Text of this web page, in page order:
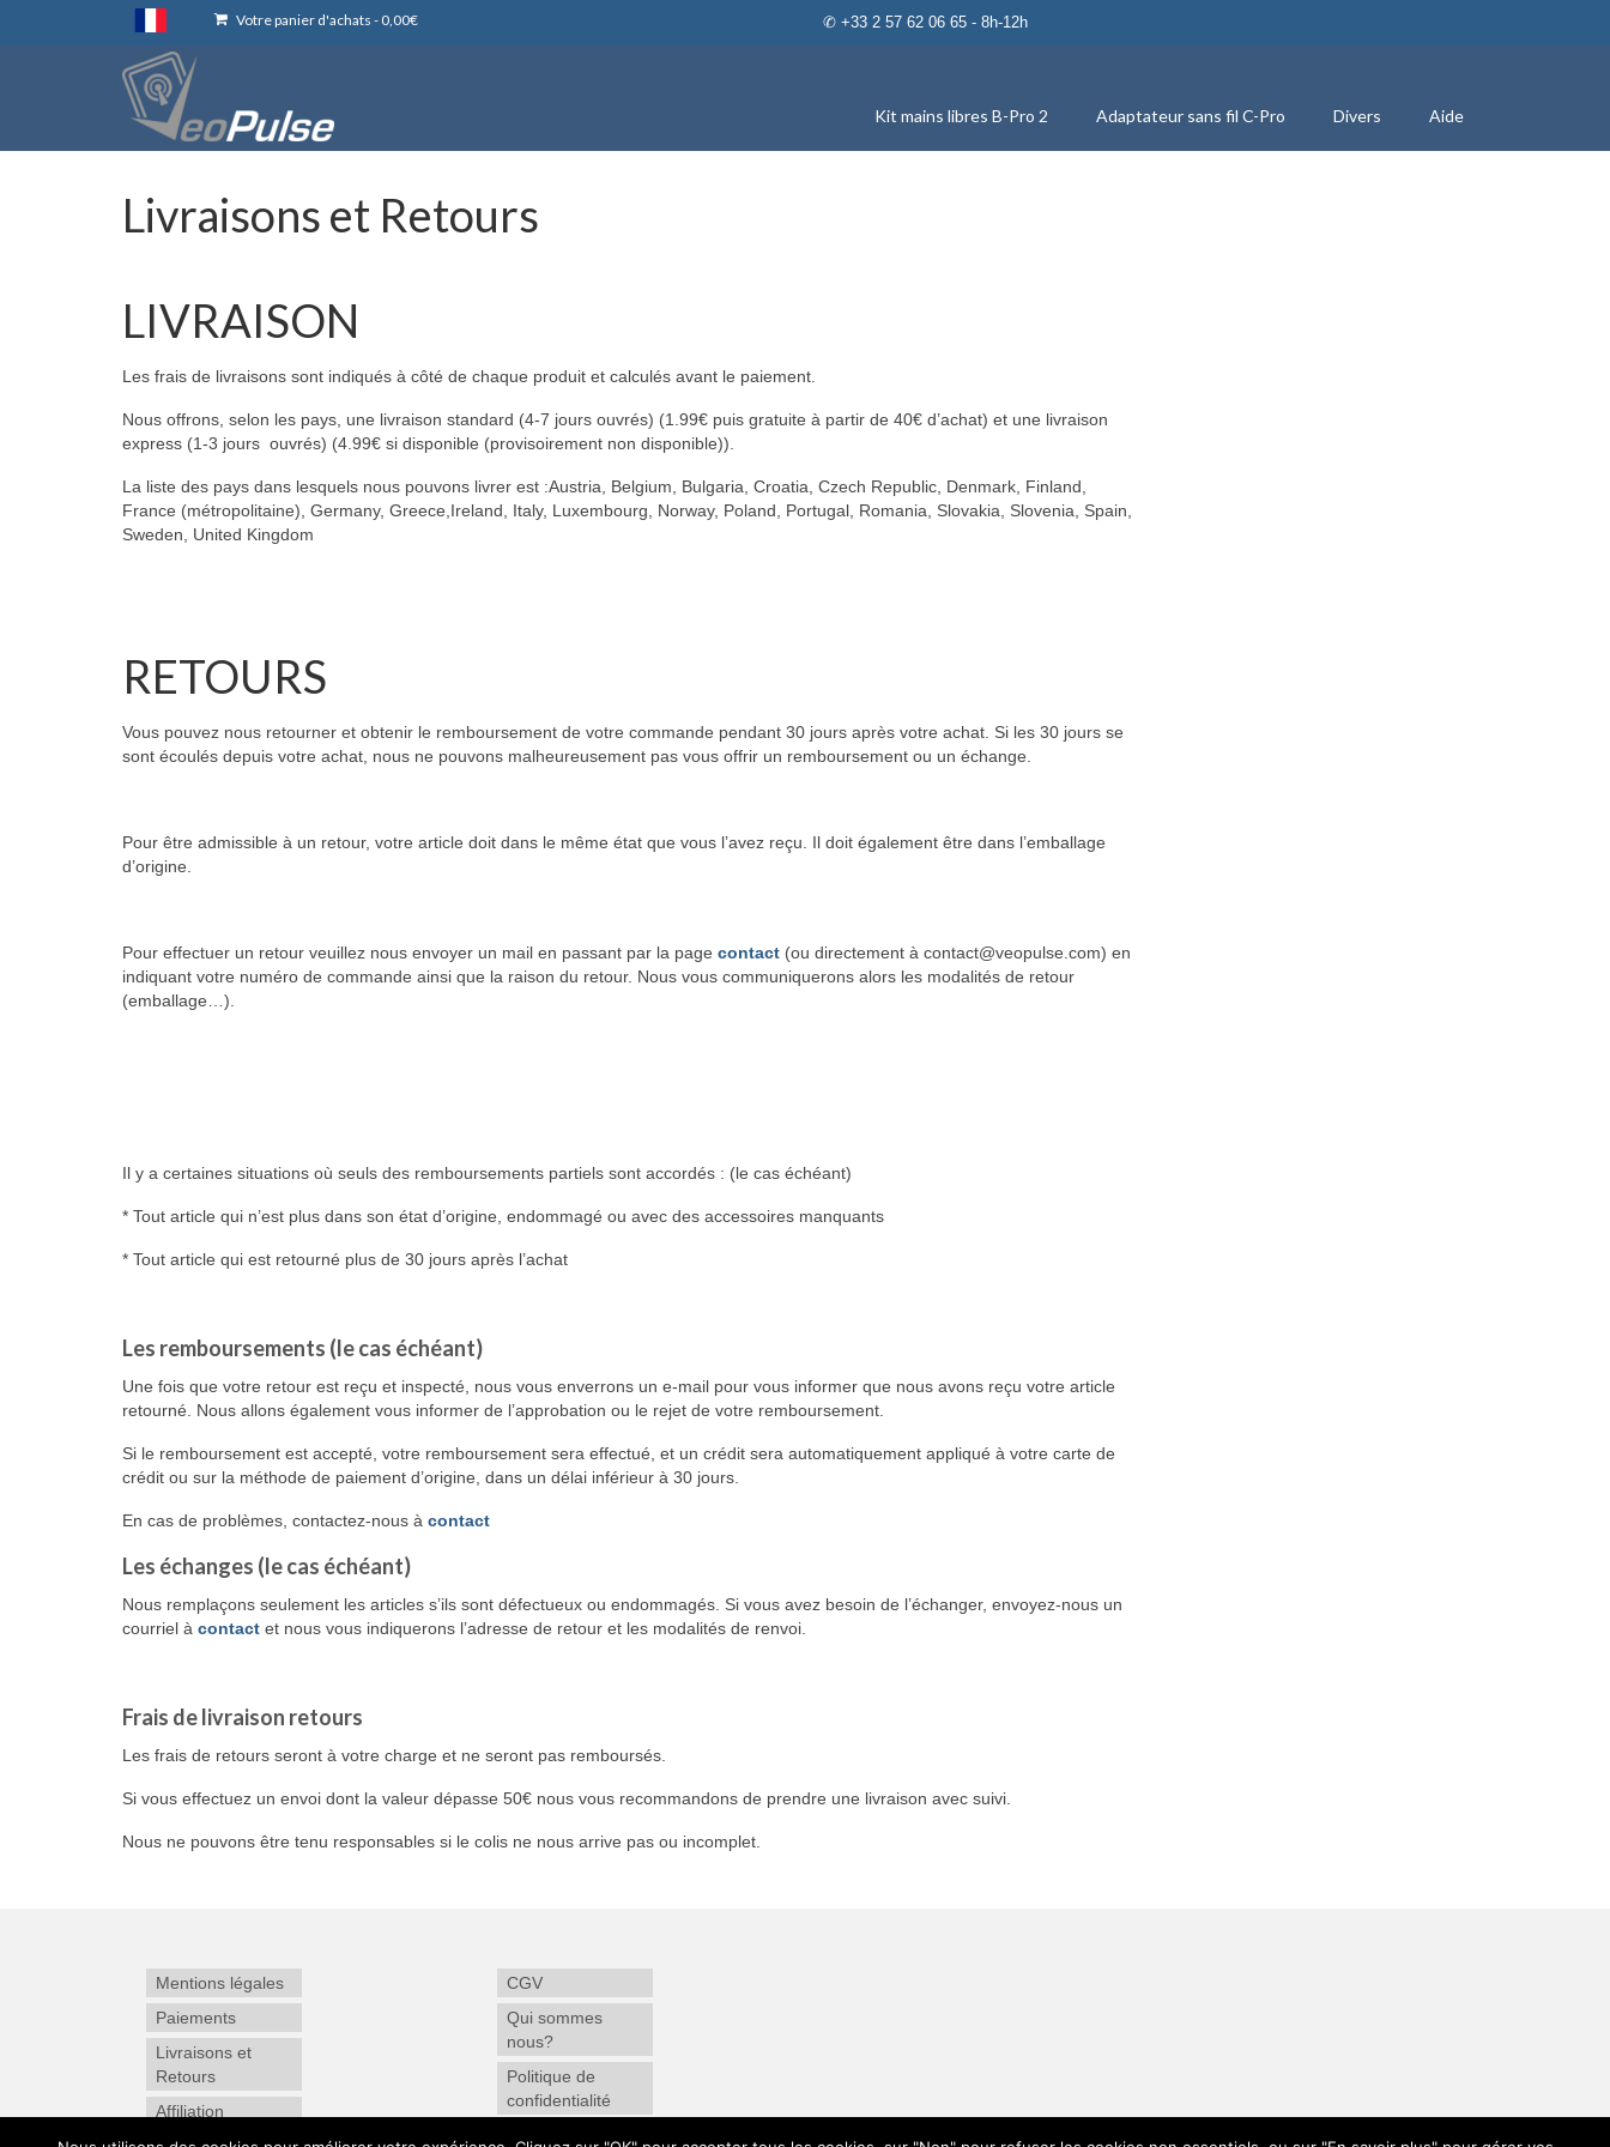
Votre panier d'achats - 0,00€ ✆ +33 2 57 62 06 65 - 8h-12h
Kit mains libres B-Pro 2 Adaptateur sans fil C-Pro Divers Aide
Livraisons et Retours
LIVRAISON
Les frais de livraisons sont indiqués à côté de chaque produit et calculés avant le paiement.
Nous offrons, selon les pays, une livraison standard (4-7 jours ouvrés) (1.99€ puis gratuite à partir de 40€ d’achat) et une livraison
express (1-3 jours ouvrés) (4.99€ si disponible (provisoirement non disponible)).
La liste des pays dans lesquels nous pouvons livrer est :Austria, Belgium, Bulgaria, Croatia, Czech Republic, Denmark, Finland,
France (métropolitaine), Germany, Greece,Ireland, Italy, Luxembourg, Norway, Poland, Portugal, Romania, Slovakia, Slovenia, Spain,
Sweden, United Kingdom
RETOURS
Vous pouvez nous retourner et obtenir le remboursement de votre commande pendant 30 jours après votre achat. Si les 30 jours se
sont écoulés depuis votre achat, nous ne pouvons malheureusement pas vous offrir un remboursement ou un échange.
Pour être admissible à un retour, votre article doit dans le même état que vous l’avez reçu. Il doit également être dans l’emballage
d’origine.
Pour effectuer un retour veuillez nous envoyer un mail en passant par la page contact (ou directement à contact@veopulse.com) en
indiquant votre numéro de commande ainsi que la raison du retour. Nous vous communiquerons alors les modalités de retour
(emballage…).
Il y a certaines situations où seuls des remboursements partiels sont accordés : (le cas échéant)
* Tout article qui n’est plus dans son état d’origine, endommagé ou avec des accessoires manquants
* Tout article qui est retourné plus de 30 jours après l’achat
Les remboursements (le cas échéant)
Une fois que votre retour est reçu et inspecté, nous vous enverrons un e-mail pour vous informer que nous avons reçu votre article
retourné. Nous allons également vous informer de l’approbation ou le rejet de votre remboursement.
Si le remboursement est accepté, votre remboursement sera effectué, et un crédit sera automatiquement appliqué à votre carte de
crédit ou sur la méthode de paiement d’origine, dans un délai inférieur à 30 jours.
En cas de problèmes, contactez-nous à contact
Les échanges (le cas échéant)
Nous remplaçons seulement les articles s’ils sont défectueux ou endommagés. Si vous avez besoin de l’échanger, envoyez-nous un
courriel à contact et nous vous indiquerons l’adresse de retour et les modalités de renvoi.
Frais de livraison retours
Les frais de retours seront à votre charge et ne seront pas remboursés.
Si vous effectuez un envoi dont la valeur dépasse 50€ nous vous recommandons de prendre une livraison avec suivi.
Nous ne pouvons être tenu responsables si le colis ne nous arrive pas ou incomplet.
Mentions légales
Paiements
Livraisons et
Retours
Affiliation
CGV
Qui sommes
nous?
Politique de
confidentialité